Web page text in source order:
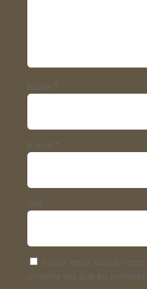
Nome *
E-mail *
Site
Salvar meus dados
próxima vez que eu